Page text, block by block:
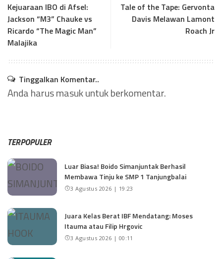
Kejuaraan IBO di Afsel:
Jackson “M3” Chauke vs
Ricardo “The Magic Man”
Malajika
Tale of the Tape: Gervonta
Davis Melawan Lamont
Roach Jr
Tinggalkan Komentar..
Anda harusmasukuntuk berkomentar.
TERPOPULER
Luar Biasa! Boido Simanjuntak Berhasil
Membawa Tinju ke SMP 1 Tanjungbalai
3 Agustus 2026 | 19:23
Juara Kelas Berat IBF Mendatang: Moses
Itauma atau Filip Hrgovic
3 Agustus 2026 | 00:11